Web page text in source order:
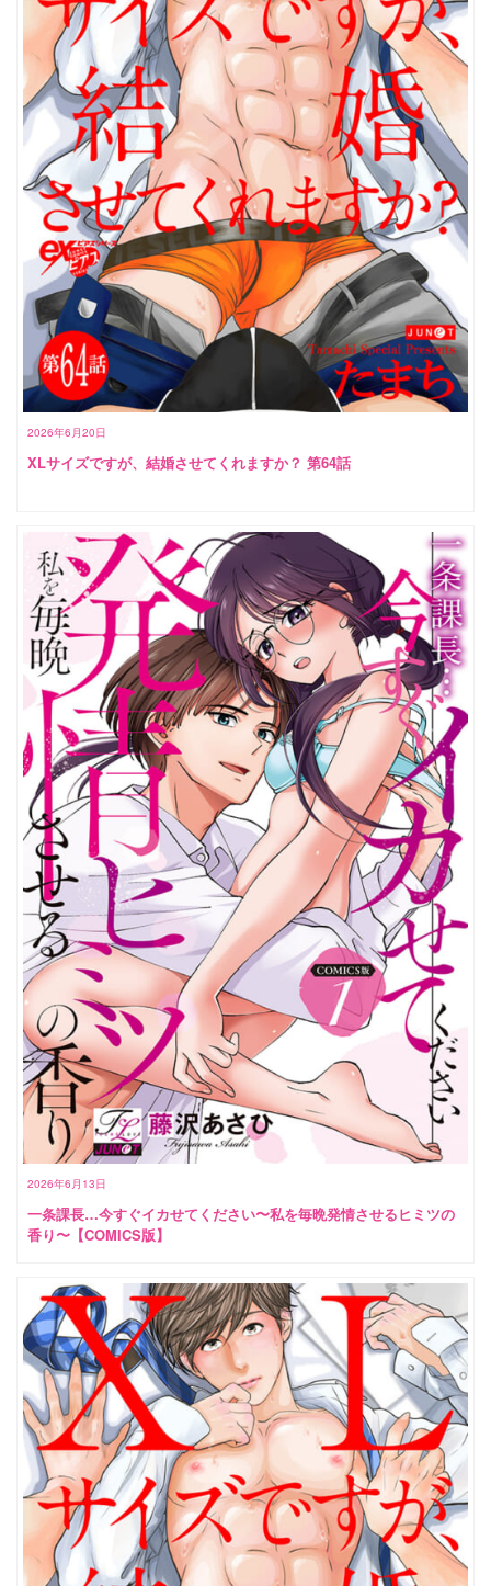
2026年6月20日
XLサイズですが、結婚させてくれますか？ 第64話
2026年6月13日
一条課長…今すぐイカせてください〜私を毎晩発情させるヒミツの
香り〜【COMICS版】